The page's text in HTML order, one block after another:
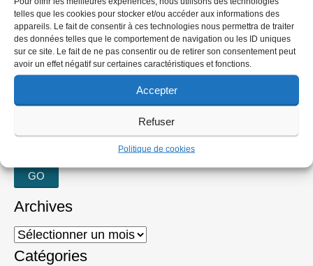
telles que les cookies pour stocker et/ou accéder aux informations des
appareils. Le fait de consentir à ces technologies nous permettra de traiter
des données telles que le comportement de navigation ou les ID uniques
sur ce site. Le fait de ne pas consentir ou de retirer son consentement peut
avoir un effet négatif sur certaines caractéristiques et fonctions.
Accepter
Refuser
Politique de cookies
Rechercher :
RECHERCHER
Rechercher :
Archives
Archives
Catégories